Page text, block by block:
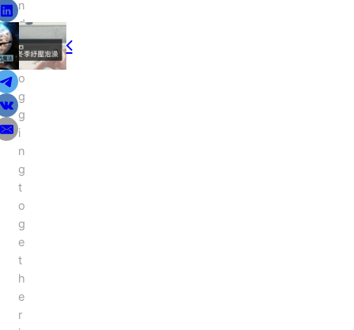
n
d
s
j
o
g
g
i
n
g
t
o
g
e
t
h
e
r
上一篇文章
生活美學提案：冬季紓壓泡澡
章
的魔法－成為你所是的獲得你所想要的